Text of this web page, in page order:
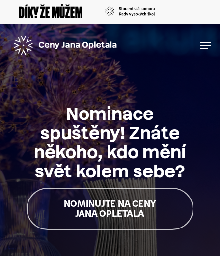
main
content
Nominace
spuštěny! Znáte
někoho, kdo mění
svět kolem sebe?
NOMINUJTE NA CENY
JANA OPLETALA